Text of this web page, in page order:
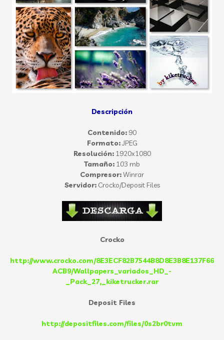
Descripción
Contenido: 90
Formato:JPEG
Resolución:1920x1080
Tamaño: 103 mb
Compresor:Winrar
Servidor:Crocko/Deposit Files
Crocko
http://www.crocko.com/8E3ECF82B7544B8D8E3B8E137F66
ACB9/Wallpapers_variados_HD_-
_Pack_27,_kiketrucker.rar
Deposit Files
http://depositfiles.com/files/0s2br0tvm